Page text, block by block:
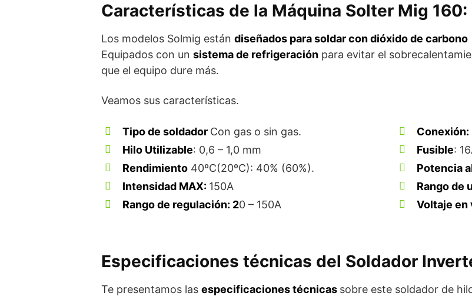
Características de la Máquina Solter Mig 160:
Los modelos Solmig están diseñados para soldar con dióxido de carbono
Equipados con un sistema de refrigeración para evitar el
que el equipo dure más.
Veamos sus características.
Tipo de soldador Con gas o sin gas.
Hilo Utilizable: 0,6 – 1,0 mm
Rendimiento 40ºC(20ºC): 40% (60%).
Intensidad MAX: 150A
Rango de regulación: 20 – 150A
Conexión:
Fusible:
Potencia
Rango de
Voltaje en
Especificaciones técnicas del Soldador
Te presentamos las especificaciones técnicas sobre este soldador de